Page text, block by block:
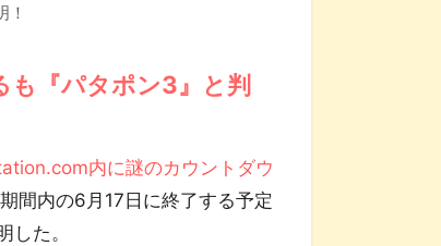
！
『パタポン3』と判
内に謎のカウントダウ
間内の6月17日に終了する予定
た。